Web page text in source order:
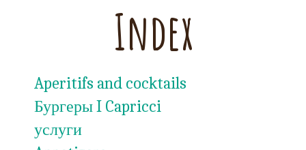
Index
Aperitifs and cocktails
Бургеры I Capricci
услуги